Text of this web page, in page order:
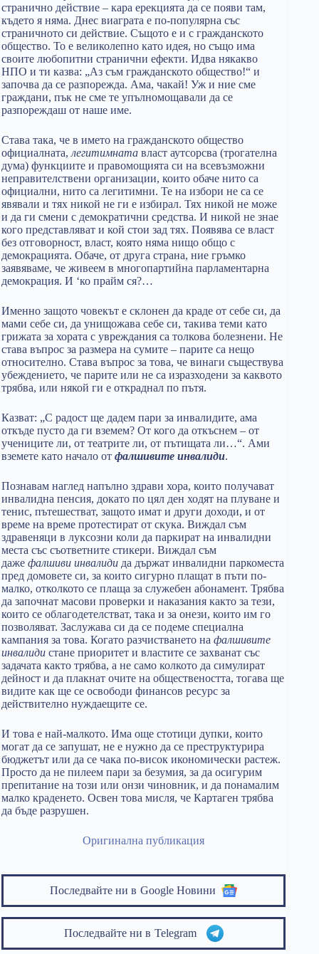
странично действие – кара ерекцията да се появи там,
където я няма. Днес виаграта е по-популярна със
страничното си действие. Същото е и с гражданското
общество. То е великолепно като идея, но също има
своите любопитни странични ефекти. Идва някакво
НПО и ти казва: „Аз съм гражданското общество!“ и
започва да се разпорежда. Ама, чакай! Уж и ние сме
граждани, пък не сме те упълномощавали да се
разпореждаш от наше име.
Става така, че в името на гражданското общество
официалната, легитимната власт аутсорсва (трогателна
дума) функциите и правомощията си на всевъзможни
неправителствени организации, които обаче нито са
официални, нито са легитимни. Те на избори не са се
явявали и тях никой не ги е избирал. Тях никой не може
и да ги смени с демократични средства. И никой не знае
кого представляват и кой стои зад тях. Появява се власт
без отговорност, власт, която няма нищо общо с
демокрацията. Обаче, от друга страна, ние гръмко
заявяваме, че живеем в многопартийна парламентарна
демокрация. И ‘ко прайм ся?…
Именно защото човекът е склонен да краде от себе си, да
мами себе си, да унищожава себе си, такива теми като
грижата за хората с увреждания са толкова болезнени. Не
става въпрос за размера на сумите – парите са нещо
относително. Става въпрос за това, че винаги съществува
убеждението, че парите или не са изразходени за каквото
трябва, или някой ги е откраднал по пътя.
Казват: „С радост ще дадем пари за инвалидите, ама
откъде пусто да ги вземем? От кого да откъснем – от
учениците ли, от театрите ли, от пътищата ли…“. Ами
вземете като начало от фалшивите инвалиди.
Познавам наглед напълно здрави хора, които получават
инвалидна пенсия, докато по цял ден ходят на плуване и
тенис, пътешестват, защото имат и други доходи, и от
време на време протестират от скука. Виждал съм
здравеняци в луксозни коли да паркират на инвалидни
места със съответните стикери. Виждал съм
даже фалшиви инвалиди да държат инвалидни паркоместа
пред домовете си, за които сигурно плащат в пъти по-
малко, отколкото се плаща за служебен абонамент. Трябва
да започнат масови проверки и наказания както за тези,
които се облагодетелстват, така и за онези, които им го
позволяват. Заслужава си да се подеме специална
кампания за това. Когато разчистването на фалшивите
инвалиди стане приоритет и властите се захванат със
задачата както трябва, а не само колкото да симулират
дейност и да плакнат очите на обществеността, тогава ще
видите как ще се освободи финансов ресурс за
действително нуждаещите се.
И това е най-малкото. Има още стотици дупки, които
могат да се запушат, не е нужно да се преструктурира
бюджетът или да се чака по-висок икономически растеж.
Просто да не пилеем пари за безумия, за да осигурим
препитание на този или онзи чиновник, и да понамалим
малко краденето. Освен това мисля, че Картаген трябва
да бъде разрушен.
Оригинална публикация
Последвайте ни в Google Новини
Последвайте ни в Telegram